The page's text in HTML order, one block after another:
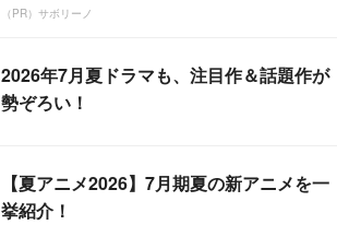
（PR）サボリーノ
2026年7月夏ドラマも、注目作＆話題作が
勢ぞろい！
【夏アニメ2026】7月期夏の新アニメを一
挙紹介！